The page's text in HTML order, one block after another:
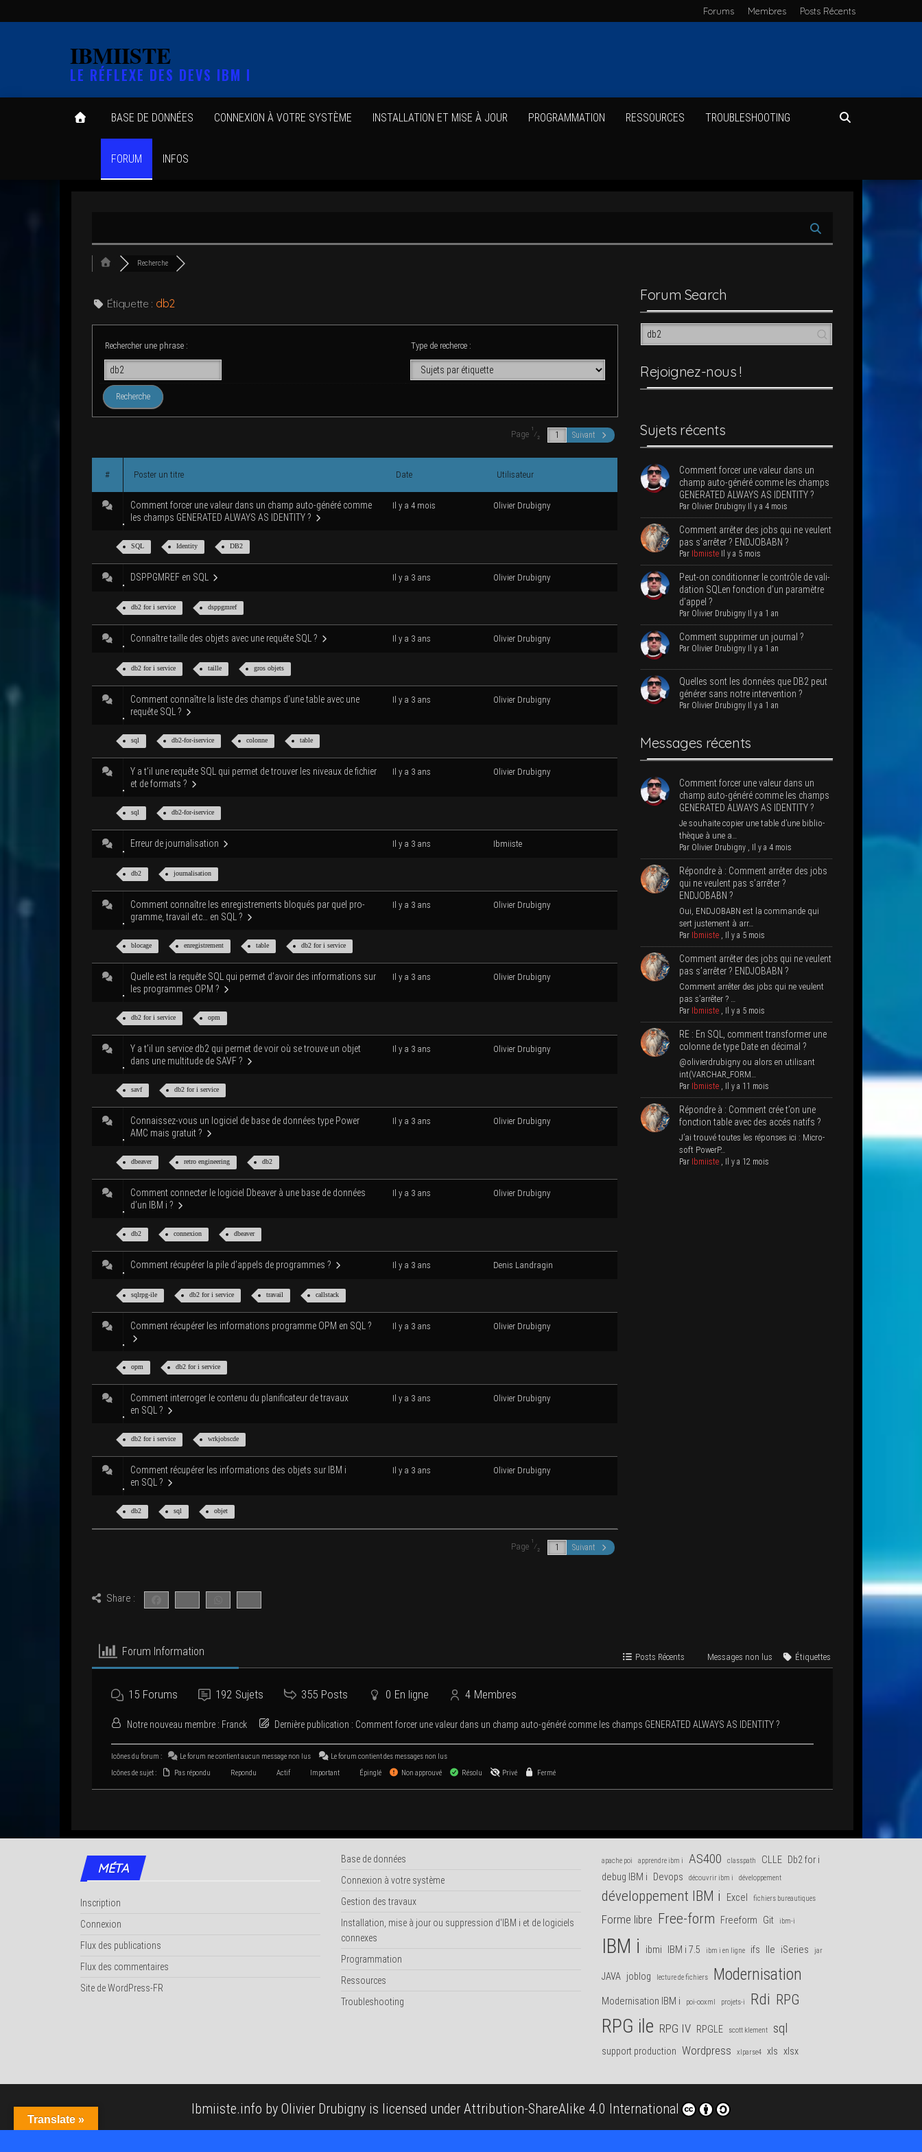
Forums Membres Posts Récents
IBMIISTE
LE RÉFLEXE DES DEVS IBM I
BASE DE DONNÉES CONNEXION À VOTRE SYSTÈME INS­TAL­LA­TION ET MISE À JOUR PRO­GRAM­MA­TION RES­SOURCES TROU­BLE­SHOO­TING
FORUM INFOS
Recherche
Éti­quette : db2
Recher­cher une phrase : Type de recherce :
Page 1⁄2 Suivant
# Pos­ter un titre Date Uti­li­sa­teur
Com­ment for­cer une valeur dans un champ auto-géné­ré comme
les champs GENERATED ALWAYS AS IDENTITY ?
Il y a 4 mois Oli­vier Drubigny
SQL Iden­ti­ty DB2
DSPPGMREF en SQL Il y a 3 ans Oli­vier Drubigny
db2 for i service dsppgm­ref
Connaître taille des objets avec une requête SQL ? Il y a 3 ans Oli­vier Drubigny
db2 for i service taille gros objets
Com­ment connaître la liste des champs d’une table avec une
requête SQL ?
Il y a 3 ans Oli­vier Drubigny
sql db2-for-iser­vice colonne table
Y a t’il une requête SQL qui per­met de trou­ver les niveaux de fichier
et de formats ?
Il y a 3 ans Oli­vier Drubigny
sql db2-for-iser­vice
Erreur de journalisation Il y a 3 ans Ibmiiste
db2 jour­na­li­sa­tion
Com­ment connaître les enre­gis­tre­ments blo­qués par quel pro­
gramme, tra­vail etc… en SQL ?
Il y a 3 ans Oli­vier Drubigny
blo­cage enre­gis­tre­ment table db2 for i service
Quelle est la requête SQL qui per­met d’a­voir des infor­ma­tions sur
les pro­grammes OPM ?
Il y a 3 ans Oli­vier Drubigny
db2 for i service opm
Y a t’il un ser­vice db2 qui per­met de voir où se trouve un objet
dans une mul­ti­tude de SAVF ?
Il y a 3 ans Oli­vier Drubigny
savf db2 for i service
Connais­sez-vous un logi­ciel de base de don­nées type Power
AMC mais gratuit ?
Il y a 3 ans Oli­vier Drubigny
dbea­ver retro engi­nee­ring db2
Com­ment connec­ter le logi­ciel Dbea­ver à une base de don­nées
d’un IBM i ?
Il y a 3 ans Oli­vier Drubigny
db2 connexion dbea­ver
Com­ment récu­pé­rer la pile d’ap­pels de programmes ? Il y a 3 ans Denis Lan­dra­gin
sqlrpg-ile db2 for i service tra­vail call­stack
Com­ment récu­pé­rer les infor­ma­tions pro­gramme OPM en SQL ? Il y a 3 ans Oli­vier Drubigny
opm db2 for i service
Com­ment inter­ro­ger le conte­nu du pla­ni­fi­ca­teur de tra­vaux
en SQL ?
Il y a 3 ans Oli­vier Drubigny
db2 for i service wrk­jobscde
Com­ment récu­pé­rer les infor­ma­tions des objets sur IBM i
en SQL ?
Il y a 3 ans Oli­vier Drubigny
db2 sql objet
Page 1⁄2 Suivant
Forum Search
Rejoi­­gnez-nous !
Sujets récents
Com­ment for­cer une valeur dans un
champ auto-géné­ré comme les champs
GENERATED ALWAYS AS IDENTITY ?
Par Oli­vier Dru­bi­gny Il y a 4 mois
Com­ment arrê­ter des jobs qui ne veulent
pas s’ar­rê­ter ? ENDJOBABN ?
Par Ibmiiste Il y a 5 mois
Peut-on condi­tion­ner le contrôle de vali­
da­tion SQLen fonc­tion d’un para­mètre
d’appel ?
Par Oli­vier Dru­bi­gny Il y a 1 an
Com­ment sup­pri­mer un journal ?
Par Oli­vier Dru­bi­gny Il y a 1 an
Quelles sont les don­nées que DB2 peut
géné­rer sans notre intervention ?
Par Oli­vier Dru­bi­gny Il y a 1 an
Mes­sages récents
Com­ment for­cer une valeur dans un
champ auto-géné­ré comme les champs
GENERATED ALWAYS AS IDENTITY ?
Je sou­haite copier une table d’une biblio­
thèque à une a…
Par Oli­vier Dru­bi­gny, Il y a 4 mois
Répondre à : Com­ment arrê­ter des jobs
qui ne veulent pas s’ar­rê­ter ?
ENDJOBABN ?
Oui, ENDJOBABN est la com­mande qui
sert jus­te­ment à arr…
Par Ibmiiste, Il y a 5 mois
Com­ment arrê­ter des jobs qui ne veulent
pas s’ar­rê­ter ? ENDJOBABN ?
Com­ment arrê­ter des jobs qui ne veulent
pas s’arrêter ? …
Par Ibmiiste, Il y a 5 mois
RE : En SQL, com­ment trans­for­mer une
colonne de type Date en décimal ?
@olivierdrubigny ou alors en uti­li­sant
int(VARCHAR_FORM…
Par Ibmiiste, Il y a 11 mois
Répondre à : Com­ment crée t’on une
fonc­tion table avec des accés natifs ?
J’ai trou­vé toutes les réponses ici : Micro­
soft PowerP…
Par Ibmiiste, Il y a 12 mois
Share :
Forum Infor­ma­tion Posts Récents Mes­sages non lus Éti­quettes
15 Forums 192 Sujets 355 Posts 0 En ligne 4 Membres
Notre nou­veau membre : Franck Der­nière publi­ca­tion : Com­ment for­cer une valeur dans un champ auto-géné­ré comme les champs GENERATED ALWAYS AS IDENTITY ?
Icônes du forum : Le forum ne contient aucun mes­sage non lus
Le forum contient des mes­sages non lus
Icônes de sujet :
Pas répondu Repondu Actif Important Épinglé Non approuvé Résolu Privé Fermé
MÉTA
Inscription
Connexion
Flux des publications
Flux des commentaires
Site de WordPress-FR
Base de données
Connexion à votre système
Gestion des travaux
Installation, mise à jour ou suppression d'IBM i et de logiciels
connexes
Programmation
Ressources
Troubleshooting
apache poi apprendre ibm i AS400 classpath CLLE Db2 for i
debug IBM i
Devops découvrir ibm i développement
développement IBM i Excel fichiers bureautiques
Forme libre Free-form Freeform Git ibm-i
IBM i ibmi IBM i 7.5 ibm i en ligne ifs Ile iSeries jar
JAVA joblog lecture de fichiers Modernisation
Modernisation IBM i poi-ooxml projets-i Rdi RPG
RPG ile RPG IV RPGLE scott klement sql
support production Wordpress xlparse4 xls xlsx
Ibmiiste.info by Olivier Drubigny is licensed under Attribution-ShareAlike 4.0 International
Translate »